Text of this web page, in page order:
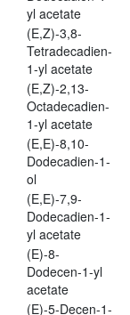
yl acetate
(E,Z)-3,8-
Tetradecadien-
1-yl acetate
(E,Z)-2,13-
Octadecadien-
1-yl acetate
(E,E)-8,10-
Dodecadien-1-
ol
(E,E)-7,9-
Dodecadien-1-
yl acetate
(E)-8-
Dodecen-1-yl
acetate
(E)-5-Decen-1-